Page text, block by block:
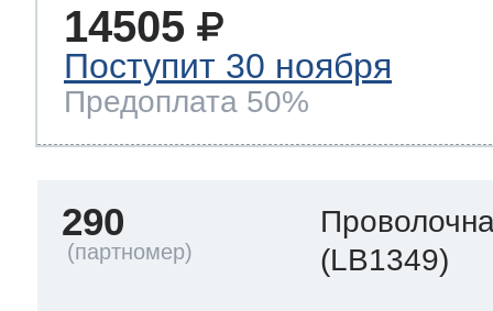
14505
Поступит 30 ноября
Предоплата 50%
290
(LB1349)